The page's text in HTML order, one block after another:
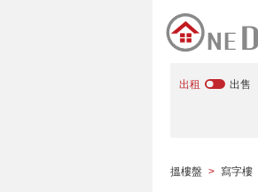
出租 出售
搵樓盤 > 寫字樓